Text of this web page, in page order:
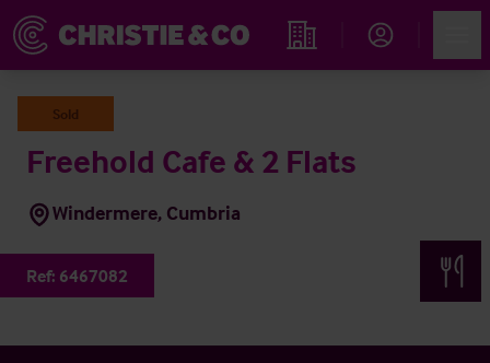
Immobiliensuche
Sold
Freehold Cafe & 2 Flats
Windermere, Cumbria
Ref: 6467082